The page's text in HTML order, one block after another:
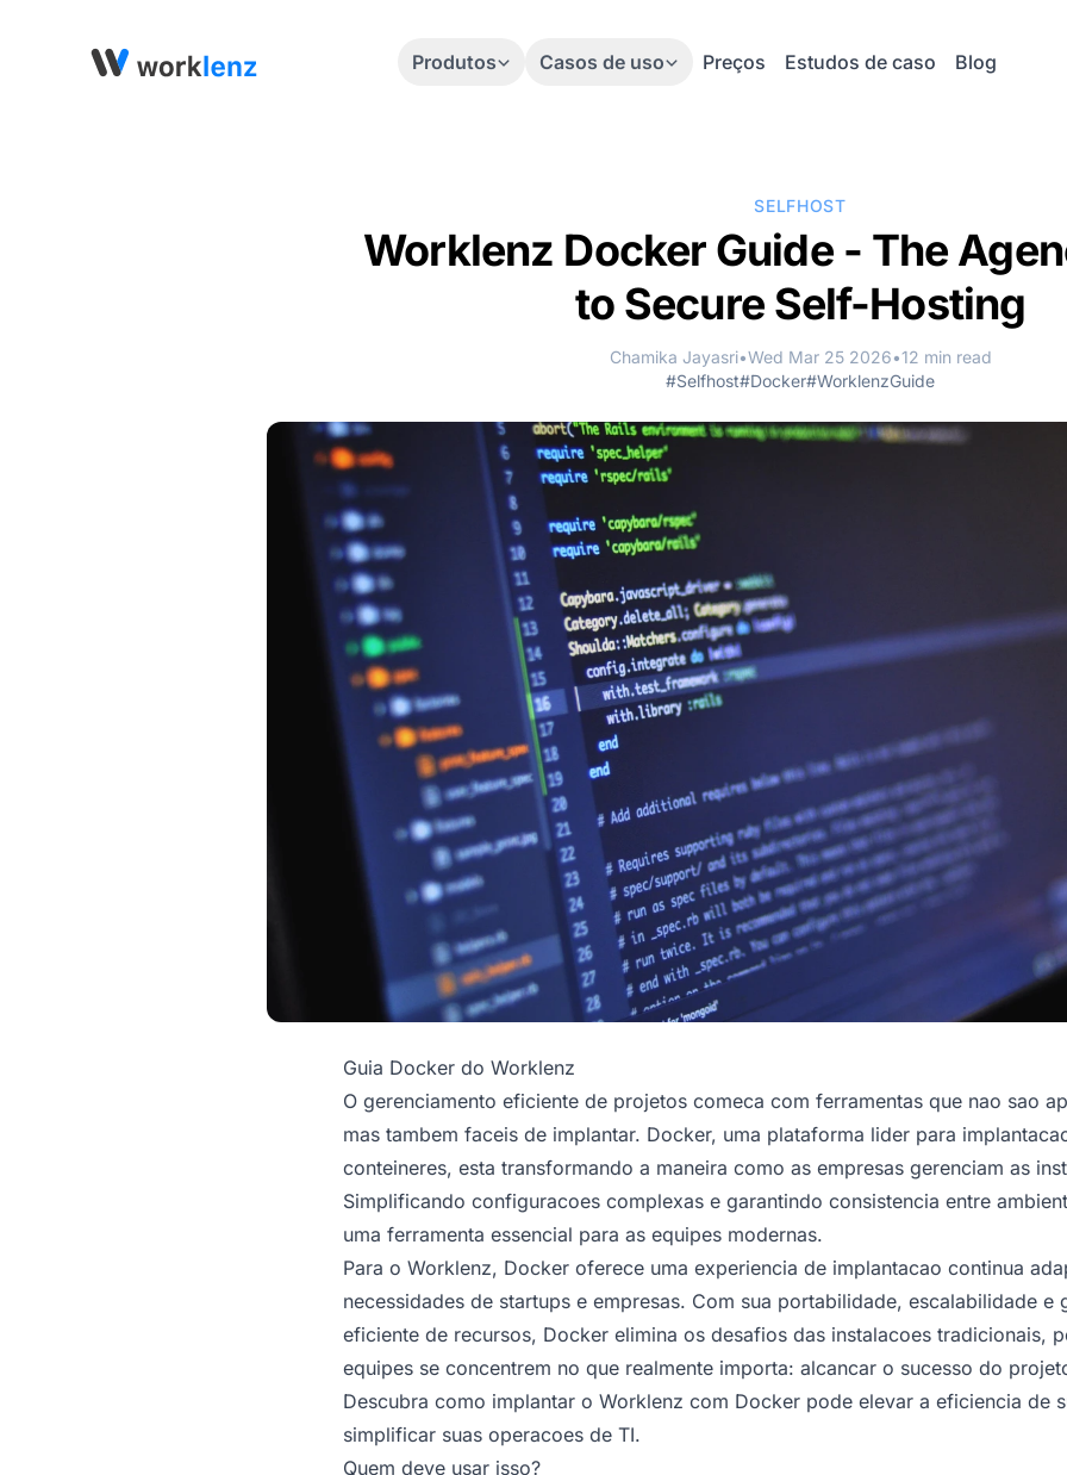
Produtos Casos de uso Preços Estudos de caso Blog
SELFHOST
Worklenz Docker Guide - The
to Secure Self-Hosting
Chamika Jayasri•Wed Mar 25 2026•12 min read
#Selfhost#Docker#WorklenzGuide
Guia Docker do Worklenz
O gerenciamento eficiente de projetos comeca com ferramentas que nao sao
mas tambem faceis de implantar. Docker, uma plataforma lider para
conteineres, esta transformando a maneira como as empresas gerenciam as
Simplificando configuracoes complexas e garantindo consistencia entre
uma ferramenta essencial para as equipes modernas.
Para o Worklenz, Docker oferece uma experiencia de implantacao continua
necessidades de startups e empresas. Com sua portabilidade, escalabilidade e
eficiente de recursos, Docker elimina os desafios das instalacoes tradicionais,
equipes se concentrem no que realmente importa: alcancar o sucesso do
Descubra como implantar o Worklenz com Docker pode elevar a eficiencia de
simplificar suas operacoes de TI.
Quem deve usar isso?